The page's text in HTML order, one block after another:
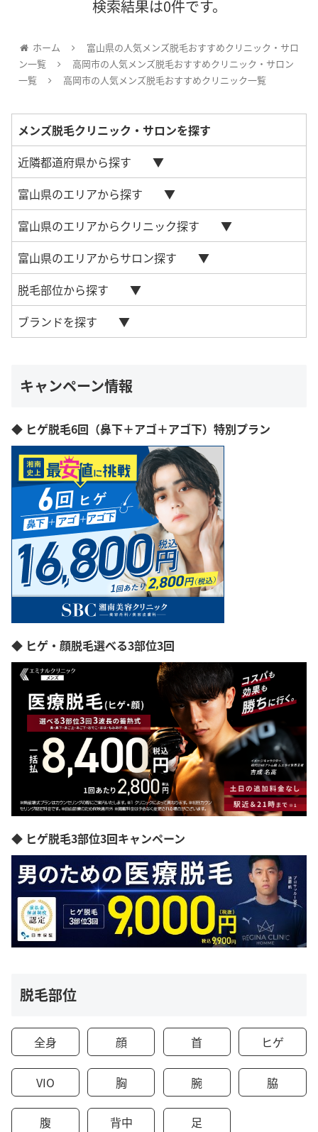
検索結果は0件です。
ホーム
富山県の人気メンズ脱毛おすすめクリニック・サロ
ン一覧
高岡市の人気メンズ脱毛おすすめクリニック・サロン
一覧
高岡市の人気メンズ脱毛おすすめクリニック一覧
メンズ脱毛クリニック・サロンを探す
近隣都道府県から探す
富山県のエリアから探す
富山県のエリアからクリニック探す
富山県のエリアからサロン探す
脱毛部位から探す
ブランドを探す
キャンペーン情報
◆ ヒゲ脱毛6回（鼻下＋アゴ＋アゴ下）特別プラン
◆ ヒゲ・顔脱毛選べる3部位3回
◆ ヒゲ脱毛3部位3回キャンペーン
脱毛部位
全身 顔 首 ヒゲ
VIO 胸 腕 脇
腹 背中 足